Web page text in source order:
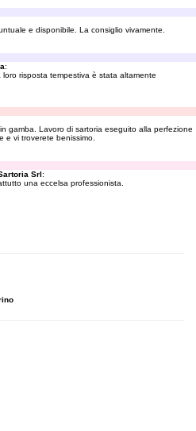
e disponibile. La consiglio vivamente.
:
risposta tempestiva è stata altamente
gamba. Lavoro di sartoria eseguito alla perfezione
e vi troverete benissimo.
Srl:
una eccelsa professionista.